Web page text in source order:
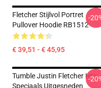
Fletcher Stijlvol Portret
Pullover Hoodie RB1512
€ 39,51 - € 45,95
-
Tumble Justin Fletcher Iets
Speciaals Uitgesneden
-